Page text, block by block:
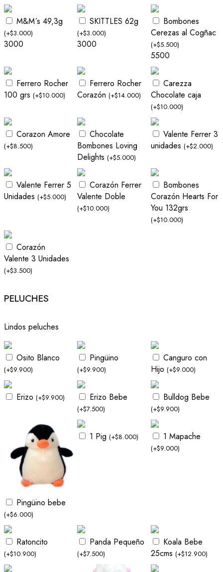
M&M´s 49,3g
(+$3.000)
3000
SKITTLES 62g
(+$3.000)
3000
Bombones
Cerezas al Cogñac
(+$5.500)
5500
Ferrero Rocher
100 grs (+$10.000)
Ferrero Rocher
Corazón(+$14.000)
Carezza
Chocolate caja
(+$10.000)
Corazon Amore
(+$8.500)
Chocolate
Bombones Loving
Delights(+$5.000)
Valente Ferrer 3
unidades (+$2.000)
Valente Ferrer 5
Unidades (+$5.000)
Corazón Ferrer
Valente Doble
(+$10.000)
Bombones
Corazón Hearts For
You 132grs
(+$10.000)
Corazón
Valente 3 Unidades
(+$3.500)
PELUCHES
Lindos peluches
Osito Blanco
(+$9.900)
Pingüino
(+$9.900)
Canguro con
Hijo (+$9.000)
Erizo (+$9.900) Erizo Bebe
(+$7.500)
Bulldog Bebe
(+$9.900)
Pingüino bebe
(+$6.000)
1 Pig(+$8.000) 1 Mapache
(+$9.000)
Ratoncito
(+$10.900)
Panda Pequeño
(+$7.500)
Koala Bebe
25cms (+$12.900)